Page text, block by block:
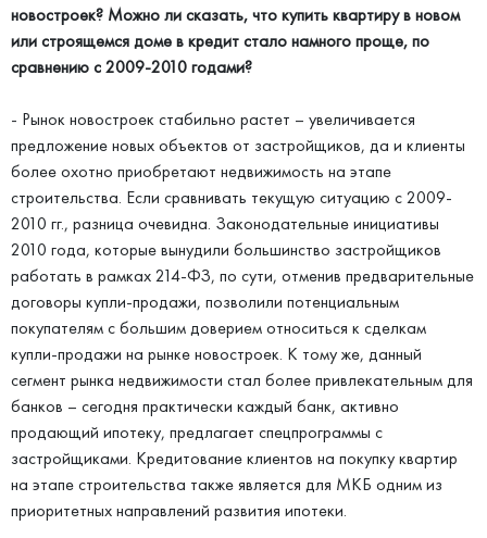
новостроек? Можно ли сказать, что купить квартиру в новом
или строящемся доме в кредит стало намного проще, по
сравнению с 2009-2010 годами?
- Рынок новостроек стабильно растет – увеличивается
предложение новых объектов от застройщиков, да и клиенты
более охотно приобретают недвижимость на этапе
строительства. Если сравнивать текущую ситуацию с 2009-
2010 гг., разница очевидна. Законодательные инициативы
2010 года, которые вынудили большинство застройщиков
работать в рамках 214-ФЗ, по сути, отменив предварительные
договоры купли-продажи, позволили потенциальным
покупателям с большим доверием относиться к сделкам
купли-продажи на рынке новостроек. К тому же, данный
сегмент рынка недвижимости стал более привлекательным для
банков – сегодня практически каждый банк, активно
продающий ипотеку, предлагает спецпрограммы с
застройщиками. Кредитование клиентов на покупку квартир
на этапе строительства также является для МКБ одним из
приоритетных направлений развития ипотеки.